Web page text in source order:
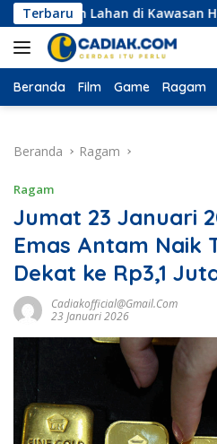
Langsung
ke
konten
Terbaru
Lahan di Kawasan Hutan,
Beranda Film Game Ragam
Beranda Ragam
Ragam
Jumat 23 Januari
Emas Antam Naik
Dekat ke Rp3,1
Cadiakofficial@gmail.com
23 Januari 2026